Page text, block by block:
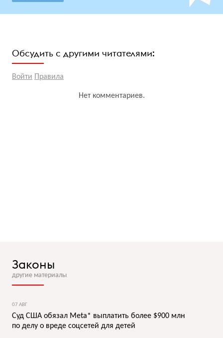
Обсудить с другими читателями:
Войти Правила
Нет комментариев.
Законы
другие материалы
07 АВГ
Суд США обязал Meta* выплатить более $900 млн
по делу о вреде соцсетей для детей